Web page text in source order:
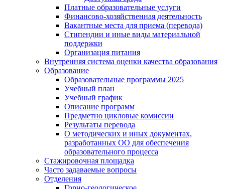
Платные образовательные услуги
Финансово-хозяйственная деятельность
Вакантные места для приема (перевода)
Стипендии и иные виды материальной
поддержки
Организация питания
Внутренняя система оценки качества образования
Образование
Образовательные программы 2025
Учебный план
Учебный график
Описание программ
Предметно цикловые комиссии
Результаты перевода
О методических и иных документах,
разработанных ОО для обеспечения
образовательного процесса
Стажировочная площадка
Часто задаваемые вопросы
Отделения